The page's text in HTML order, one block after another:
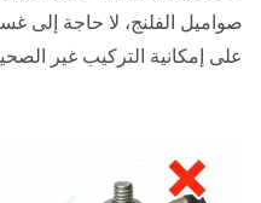
صواميل الفلنج، لا حاجة إلى
على إمكانية التركيب غير